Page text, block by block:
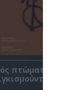
πτώματος: Μια